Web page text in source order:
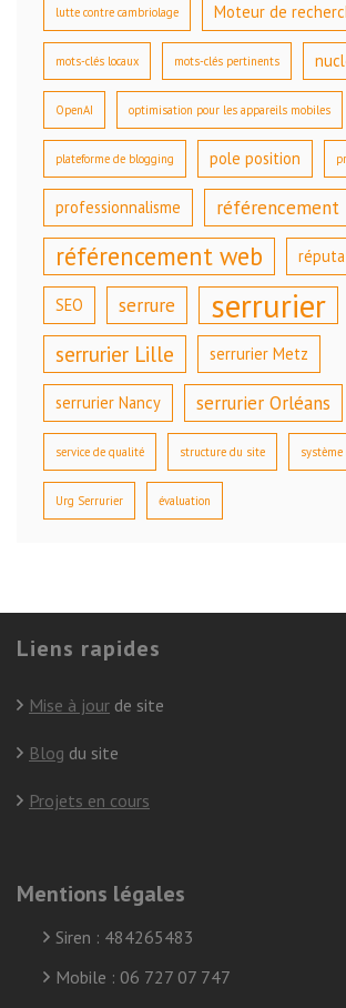
lutte contre cambriolage Moteur de
mots-clés locaux mots-clés pertinents
OpenAI optimisation pour les appareils mobiles
plateforme de blogging pole position
professionnalisme référencement
référencement web
SEO serrure serrurier
serrurier Lille serrurier Metz
serrurier Nancy serrurier Orléans
service de qualité structure du site
Urg Serrurier évaluation
Liens rapides
Mise à jour de site
Blog du site
Projets en cours
Mentions légales
Siren : 484265483
Mobile : 06 727 07 747